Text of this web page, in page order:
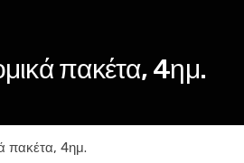
πακέτα, 4ημ.
πακέτα, 4ημ.